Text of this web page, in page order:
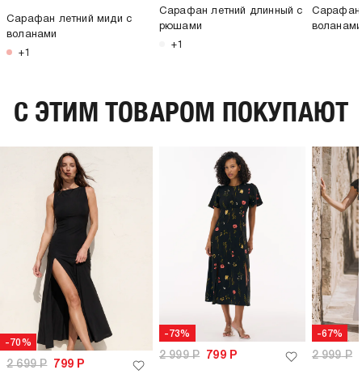
Сарафан летний миди с
воланами
+1
Сарафан летний длинный с
рюшами
+1
Сарафан
воланами
C ЭТИМ ТОВАРОМ ПОКУПАЮТ
-70%
2 699Р 799 Р
-73%
2 999Р 799Р
-67%
2 999Р